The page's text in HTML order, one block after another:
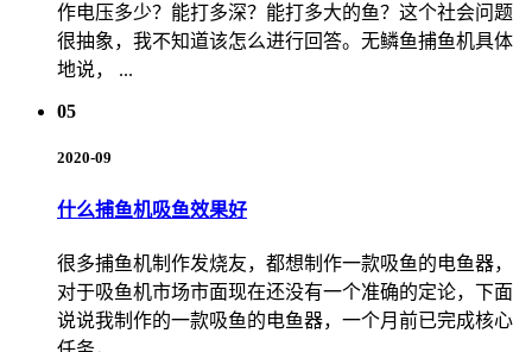
作电压多少？能打多深？能打多大的鱼？这个社会问题
很抽象，我不知道该怎么进行回答。无鳞鱼捕鱼机具体
地说， ...
05
2020-09
什么捕鱼机吸鱼效果好
很多捕鱼机制作发烧友，都想制作一款吸鱼的电鱼器，
对于吸鱼机市场市面现在还没有一个准确的定论，下面
说说我制作的一款吸鱼的电鱼器，一个月前已完成核心